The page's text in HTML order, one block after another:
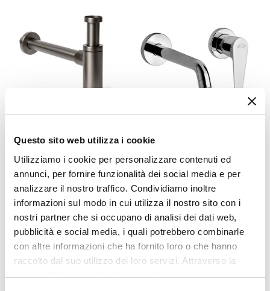
Questo sito web utilizza i cookie
Utilizziamo i cookie per personalizzare contenuti ed
annunci, per fornire funzionalità dei social media e per
analizzare il nostro traffico. Condividiamo inoltre
informazioni sul modo in cui utilizza il nostro sito con i
nostri partner che si occupano di analisi dei dati web,
pubblicità e social media, i quali potrebbero combinarle
con altre informazioni che ha fornito loro o che hanno
raccolto dal suo utilizzo dei loro servizi. Attraverso la
sezione "Mostra dettagli" è possibile gestire le proprie
Leva monocomando
Altezza
32,2 cm
Sezione Base
17,3 cm
Materiale
Monoforo
Attacchi
G3/8"
Scarico
Per piletta Click-Clack
Finitura
Satinata
Sifone di scarico universale
per lavabi appoggio o
spazzolato
€ 33,00
Miscelatore lavabo a parete
bocca 25 cm cromato - Inca
€ 82,00